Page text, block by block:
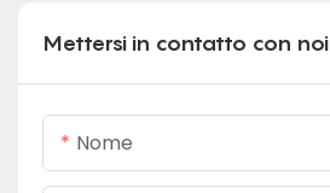
Mettersi in contatto con noi
Nome